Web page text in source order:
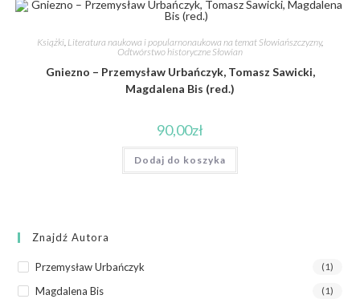
Książki, Literatura naukowa i popularnonaukowa na temat Słowiańszczyzny,
Odtwórstwo historyczne Słowian
Gniezno – Przemysław Urbańczyk, Tomasz Sawicki,
Magdalena Bis (red.)
90,00zł
Dodaj do koszyka
Znajdź Autora
Przemysław Urbańczyk (1)
Magdalena Bis (1)